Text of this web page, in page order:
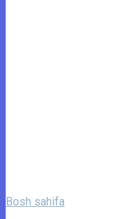
Bosh sahifa